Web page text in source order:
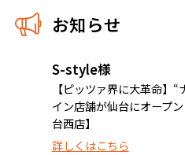
お知らせ
S-style様
【ピッツァ界に大革命】
イン店舗が仙台にオープ
台西店】
詳しくはこちら